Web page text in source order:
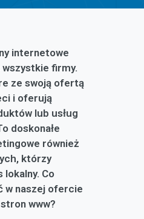
internetowe
firmy.
ze swoją ofertą
i oferują
lub usług
doskonałe
również
którzy
lokalny. Co
w naszej ofercie
www?